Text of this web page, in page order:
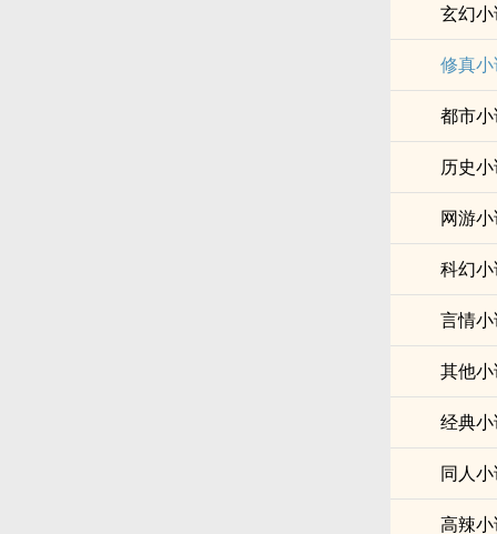
玄幻
修真
都市
历史
网游
科幻
言情
其他
经典
同人
高辣